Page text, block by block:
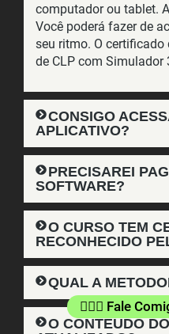
computador ou tablet.
Você poderá fazer de
seu ritmo. O
de CLP com Simulador
CONSIGO
APLICATIVO?
PRECISAREI
SOFTWARE?
O CURSO TEM
RECONHECIDO
QUAL A
O CONTEÚDO
👷🏻‍♂️ Fale